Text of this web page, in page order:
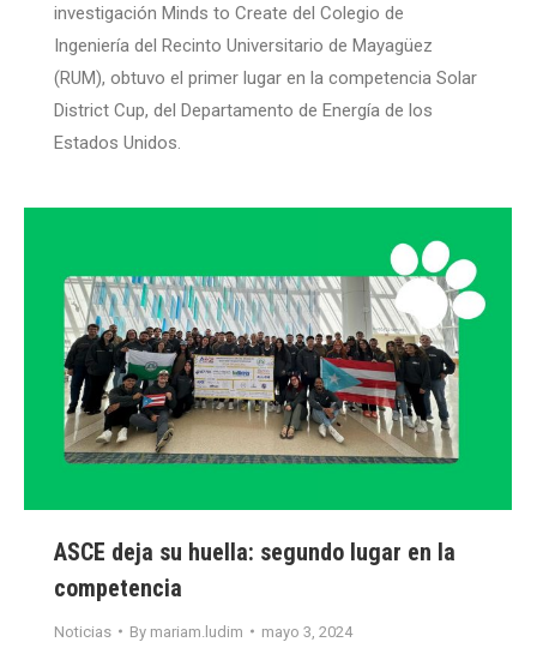
investigación Minds to Create del Colegio de
Ingeniería del Recinto Universitario de Mayagüez
(RUM), obtuvo el primer lugar en la competencia Solar
District Cup, del Departamento de Energía de los
Estados Unidos.
ASCE deja su huella: segundo lugar en la
competencia
Noticias By mariam.ludim mayo 3, 2024